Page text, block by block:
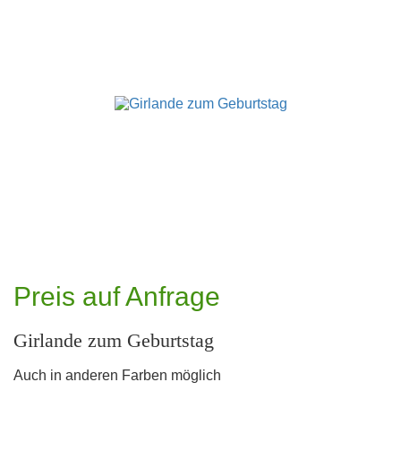
Preis auf Anfrage
Girlande zum Geburtstag
Auch in anderen Farben möglich